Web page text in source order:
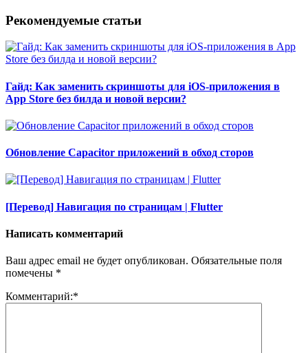
Рекомендуемые статьи
Гайд: Как заменить скриншоты для iOS-приложения в
App Store без билда и новой версии?
Обновление Capacitor приложений в обход сторов
[Перевод] Навигация по страницам | Flutter
Написать комментарий
Ваш адрес email не будет опубликован. Обязательные поля
помечены *
Комментарий:*